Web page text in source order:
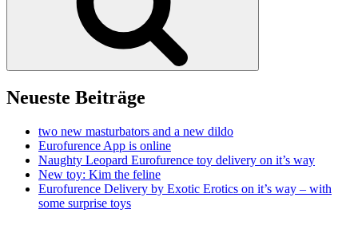
Neueste Beiträge
two new masturbators and a new dildo
Eurofurence App is online
Naughty Leopard Eurofurence toy delivery on it’s way
New toy: Kim the feline
Eurofurence Delivery by Exotic Erotics on it’s way – with
some surprise toys